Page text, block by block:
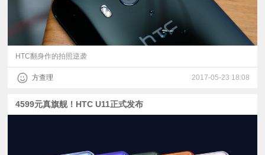
HTC翻身作的拍照逆袭
方查理 2017-05-23 18:08
4599元真旗舰！HTC U11正式发布